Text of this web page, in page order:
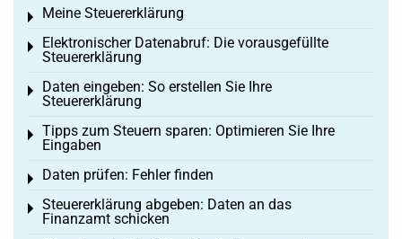
Meine Steuererklärung
Toggle menu
Elektronischer Datenabruf: Die vorausgefüllte
Steuererklärung
Toggle menu
Daten eingeben: So erstellen Sie Ihre
Steuererklärung
Toggle menu
Tipps zum Steuern sparen: Optimieren Sie Ihre
Eingaben
Toggle menu
Daten prüfen: Fehler finden
Toggle menu
Steuererklärung abgeben: Daten an das
Finanzamt schicken
Toggle menu